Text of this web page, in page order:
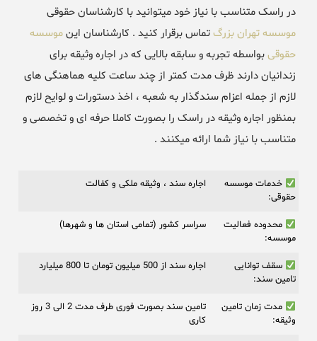
در راسک متناسب با نیاز خود میتوانید با کارشناسان حقوقی
موسسه تهران بزرگتماس برقرار کنید . کارشناسان اینموسسه
حقوقیبواسطه تجربه و سابقه بالایی که در اجاره وثیقه برای
زندانیان دارند ظرف مدت کمتر از چند ساعت کلیه هماهنگی های
لازم از جمله اعزام سندگذار به شعبه ، اخذ دستورات و لوایح لازم
بمنظور اجاره وثیقه در راسک را بصورت کاملا حرفه ای و تخصصی و
متناسب با نیاز شما ارائه میکنند .
خدمات موسسه
حقوقی:
اجاره سند ، وثیقه ملکی و کفالت
محدوده فعالیت
موسسه:
سراسر کشور (تمامی استان ها و شهرها)
سقف توانایی
تامین سند:
اجاره سند از 500 میلیون تومان تا 800 میلیارد
مدت زمان تامین
وثیقه:
تامین سند بصورت فوری طرف مدت 2 الی 3 روز
کاری